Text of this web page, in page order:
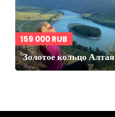
159 000 RUB
Золотое кольцо Алтая